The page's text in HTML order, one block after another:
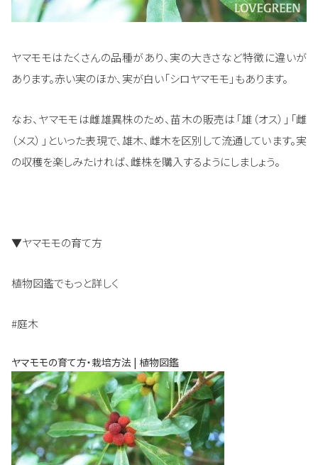
ヤマモモはたくさんの品種があり、実の大きさなど特徴に違いが
あります。赤い実のほか、実が白い「シロヤマモモ」もあります。
なお、ヤマモモは雌雄異株のため、苗木の販売は「雄（オス）」「雌
（メス）」といった表現で、雄木、雌木を区別して流通しています。実
の収穫を楽しみたければ、雌株を購入するようにしましょう。
▼ヤマモモの育て方
植物図鑑でもっと詳しく
#庭木
ヤマモモの育て方・栽培方法 | 植物図鑑